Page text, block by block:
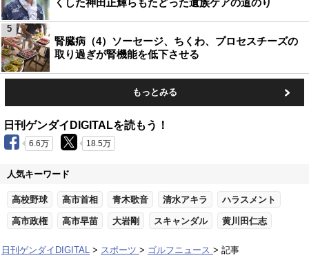
くした神田正輝らもたどった遺族ケアの道のり
腎臓病（4）ソーセージ、ちくわ、プロセスチーズの
取り過ぎが腎機能を低下させる
5
もっとみる
日刊ゲンダイDIGITALを読もう！
6.6万 18.5万
人気キーワード
高校野球 高市首相 青木歌音 清水アキラ ハラスメント
高市政権 高市早苗 大岩剛 スキャンダル 黄川田仁志
日刊ゲンダイDIGITAL スポーツ ゴルフニュース 記事